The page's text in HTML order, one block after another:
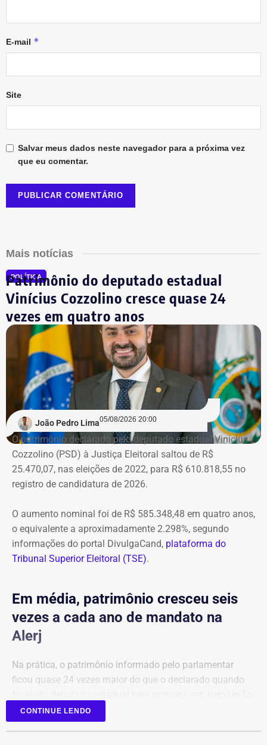
E-mail *
Site
Salvar meus dados neste navegador para a próxima vez
que eu comentar.
Mais notícias
POLÍTICA
Patrimônio do deputado estadual
Vinícius Cozzolino cresce quase 24
vezes em quatro anos
João Pedro Lima05/08/2026 20:00
O patrimônio declarado pelo deputado estadual Vinícius
Cozzolino (PSD) à Justiça Eleitoral saltou de R$
25.470,07, nas eleições de 2022, para R$ 610.818,55 no
registro de candidatura de 2026.
O aumento nominal foi de R$ 585.348,48 em quatro anos,
o equivalente a aproximadamente 2.298%, segundo
informações do portal DivulgaCand, plataforma do
Tribunal Superior Eleitoral (TSE).
Em média, patrimônio cresceu seis
vezes a cada ano de mandato na
Alerj
Na prática, o patrimônio informado pelo parlamentar
ficou quase 24 vezes maior do que o declarado quando
Brasil.
CONTINUE LENDO